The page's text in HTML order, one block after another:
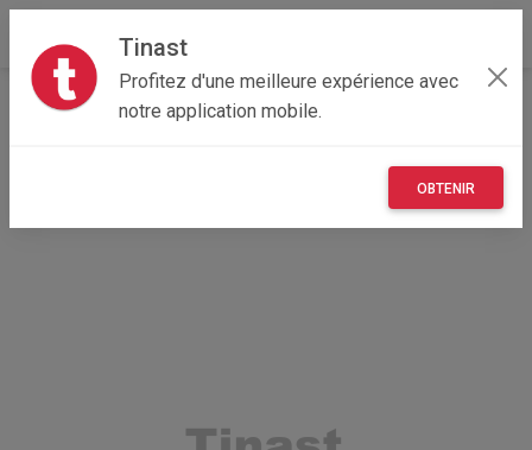
Tinast
Profitez d'une meilleure expérience avec
notre application mobile.
OBTENIR
Accueil Recherche
Provence-Alpes-Côte d'Azur